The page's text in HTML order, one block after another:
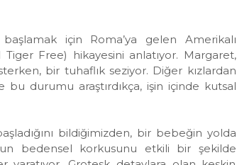
için Roma’ya gelen Amerikalı
Tiger Free) hikayesini anlatıyor. Margaret,
bir tuhaflık seziyor. Diğer kızlardan
bu durumu araştırdıkça, işin içinde kutsal
bildiğimizden, bir bebeğin yolda
bedensel korkusunu etkili bir şekilde